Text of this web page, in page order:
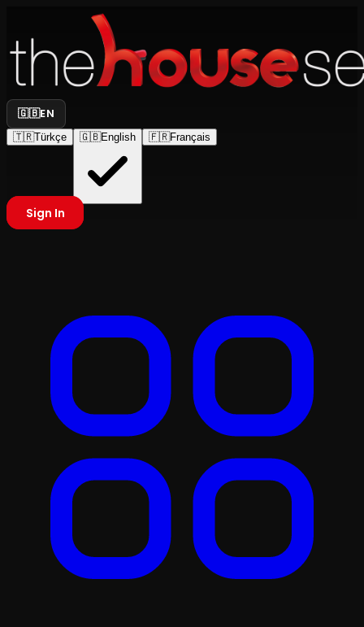
🇬🇧EN
🇹🇷Türkçe 🇬🇧English 🇫🇷Français
Sign In